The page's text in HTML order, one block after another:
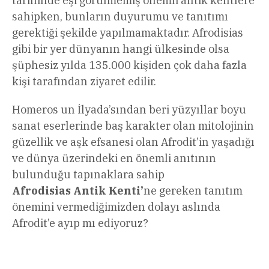
sahipken, bunların duyurumu ve tanıtımı
gerektiği şekilde yapılmamaktadır. Afrodisias
gibi bir yer dünyanın hangi ülkesinde olsa
şüphesiz yılda 135.000 kişiden çok daha fazla
kişi tarafından ziyaret edilir.
Homeros un İlyada’sından beri yüzyıllar boyu
sanat eserlerinde baş karakter olan mitolojinin
güzellik ve aşk efsanesi olan Afrodit’in yaşadığı
ve dünya üzerindeki en önemli anıtının
bulunduğu tapınaklara sahip
Afrodisias Antik Kenti’ne gereken tanıtım
önemini vermediğimizden dolayı aslında
Afrodit’e ayıp mı ediyoruz?